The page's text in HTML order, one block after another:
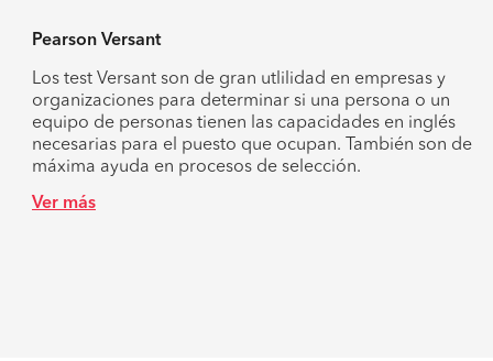
Pearson Versant
Los test Versant son de gran utlilidad en empresas y
organizaciones para determinar si una persona o un
equipo de personas tienen las capacidades en inglés
necesarias para el puesto que ocupan. También son de
máxima ayuda en procesos de selección.
Ver más